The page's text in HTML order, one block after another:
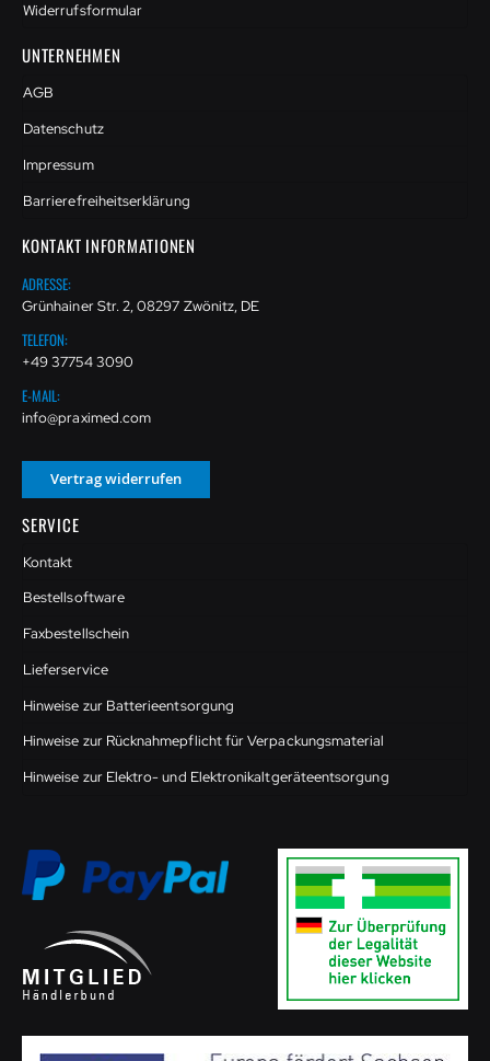
Widerrufsformular
UNTERNEHMEN
AGB
Datenschutz
Impressum
Barrierefreiheitserklärung
KONTAKT INFORMATIONEN
ADRESSE:
Grünhainer Str. 2, 08297 Zwönitz, DE
TELEFON:
+49 37754 3090
E-MAIL:
info@praximed.com
Vertrag widerrufen
SERVICE
Kontakt
Bestellsoftware
Faxbestellschein
Lieferservice
Hinweise zur Batterieentsorgung
Hinweise zur Rücknahmepflicht für Verpackungsmaterial
Hinweise zur Elektro- und Elektronikaltgeräteentsorgung